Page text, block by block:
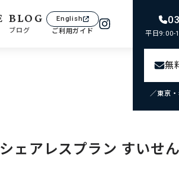
BLOG
ブログ
English
ご利用ガイド
平日9:00-
無
／東京
ェアレスプラン すいせん